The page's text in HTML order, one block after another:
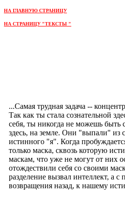
НА ГЛАВНУЮ СТРАНИЦУ
НА СТРАНИЦУ "ТЕКСТЫ "
...Самая трудная задача --
Так как ты стала сознательной
себя, ты никогда не можешь быть
здесь, на земле. Они "выпали" из
истинного "я". Когда
только маска, сквозь которую
маскам, что уже не могут от них
отождествили себя со своими
разделение вызвал интеллект, а
возвращения назад, к нашему